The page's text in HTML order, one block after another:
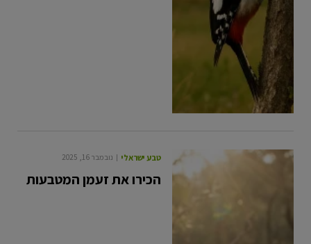
טבע ישראלי נובמבר 16, 2025
הכירו את זעמן המטבעות